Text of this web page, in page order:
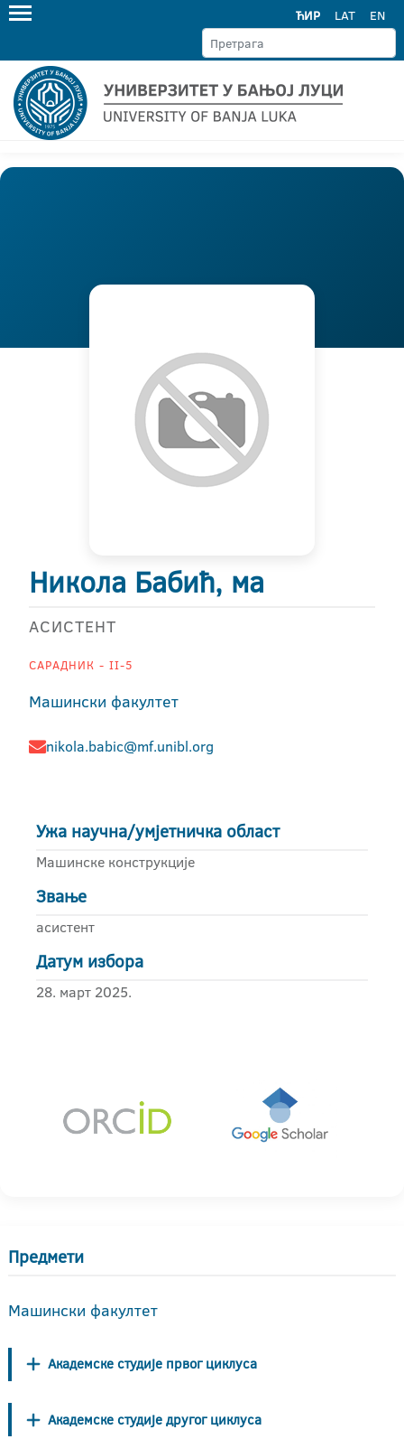
ЋИР LAT EN
Никола Бабић, ма
АСИСТЕНТ
САРАДНИК - II-5
Машински факултет
nikola.babic@mf.unibl.org
Ужа научна/умјетничка област
Машинске конструкције
Звање
асистент
Датум избора
28. март 2025.
Предмети
Машински факултет
Академске студије првог циклуса
Академске студије другог циклуса